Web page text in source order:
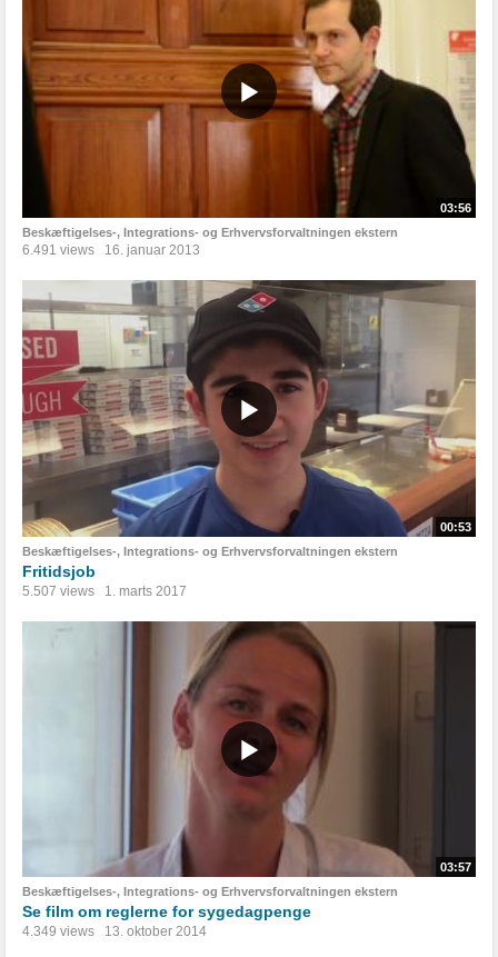
03:56
Beskæftigelses-, Integrations- og Erhvervsforvaltningen ekstern
6.491 views 16. januar 2013
00:53
Beskæftigelses-, Integrations- og Erhvervsforvaltningen ekstern
Fritidsjob
5.507 views 1. marts 2017
03:57
Beskæftigelses-, Integrations- og Erhvervsforvaltningen ekstern
Se film om reglerne for sygedagpenge
4.349 views 13. oktober 2014